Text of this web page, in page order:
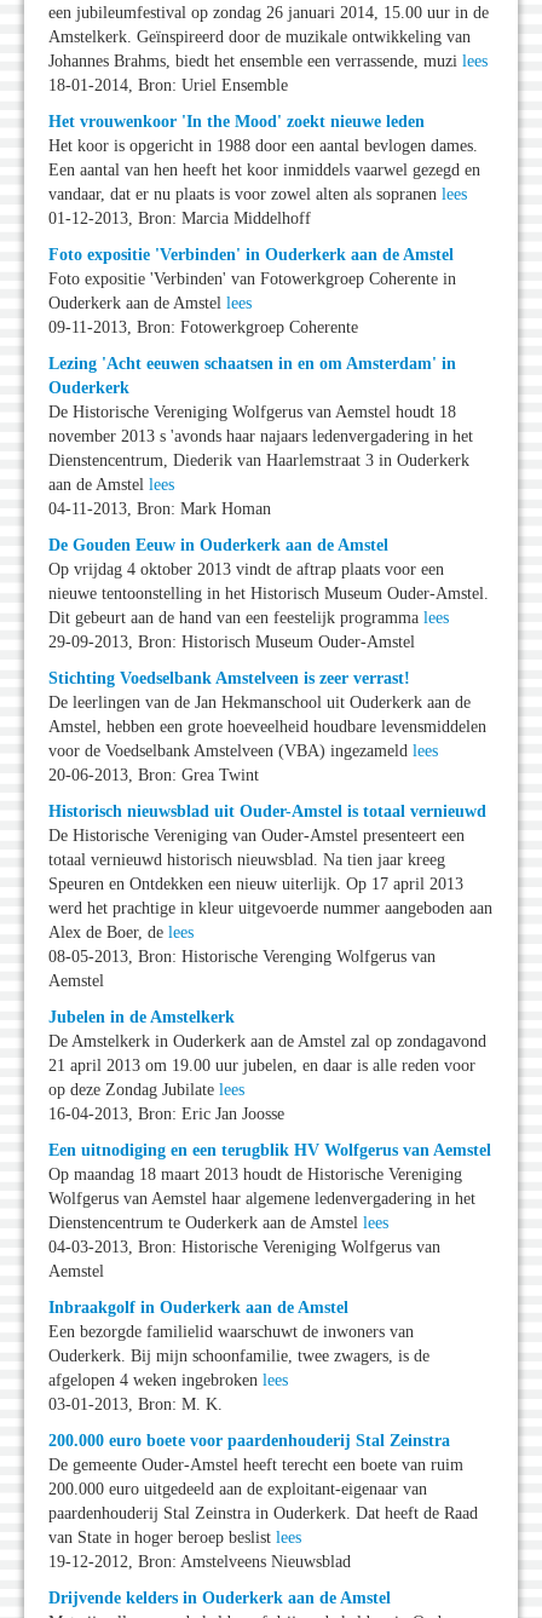
een jubileumfestival op zondag 26 januari 2014, 15.00 uur in de
Amstelkerk. Geïnspireerd door de muzikale ontwikkeling van
Johannes Brahms, biedt het ensemble een verrassende, muzi lees
18-01-2014, Bron: Uriel Ensemble
Het vrouwenkoor 'In the Mood' zoekt nieuwe leden
Het koor is opgericht in 1988 door een aantal bevlogen dames.
Een aantal van hen heeft het koor inmiddels vaarwel gezegd en
vandaar, dat er nu plaats is voor zowel alten als sopranen lees
01-12-2013, Bron: Marcia Middelhoff
Foto expositie 'Verbinden' in Ouderkerk aan de Amstel
Foto expositie 'Verbinden' van Fotowerkgroep Coherente in
Ouderkerk aan de Amstel lees
09-11-2013, Bron: Fotowerkgroep Coherente
Lezing 'Acht eeuwen schaatsen in en om Amsterdam' in
Ouderkerk
De Historische Vereniging Wolfgerus van Aemstel houdt 18
november 2013 s 'avonds haar najaars ledenvergadering in het
Dienstencentrum, Diederik van Haarlemstraat 3 in Ouderkerk
aan de Amstel lees
04-11-2013, Bron: Mark Homan
De Gouden Eeuw in Ouderkerk aan de Amstel
Op vrijdag 4 oktober 2013 vindt de aftrap plaats voor een
nieuwe tentoonstelling in het Historisch Museum Ouder-Amstel.
Dit gebeurt aan de hand van een feestelijk programma lees
29-09-2013, Bron: Historisch Museum Ouder-Amstel
Stichting Voedselbank Amstelveen is zeer verrast!
De leerlingen van de Jan Hekmanschool uit Ouderkerk aan de
Amstel, hebben een grote hoeveelheid houdbare levensmiddelen
voor de Voedselbank Amstelveen (VBA) ingezameld lees
20-06-2013, Bron: Grea Twint
Historisch nieuwsblad uit Ouder-Amstel is totaal vernieuwd
De Historische Vereniging van Ouder-Amstel presenteert een
totaal vernieuwd historisch nieuwsblad. Na tien jaar kreeg
Speuren en Ontdekken een nieuw uiterlijk. Op 17 april 2013
werd het prachtige in kleur uitgevoerde nummer aangeboden aan
Alex de Boer, de lees
08-05-2013, Bron: Historische Verenging Wolfgerus van
Aemstel
Jubelen in de Amstelkerk
De Amstelkerk in Ouderkerk aan de Amstel zal op zondagavond
21 april 2013 om 19.00 uur jubelen, en daar is alle reden voor
op deze Zondag Jubilate lees
16-04-2013, Bron: Eric Jan Joosse
Een uitnodiging en een terugblik HV Wolfgerus van Aemstel
Op maandag 18 maart 2013 houdt de Historische Vereniging
Wolfgerus van Aemstel haar algemene ledenvergadering in het
Dienstencentrum te Ouderkerk aan de Amstel lees
04-03-2013, Bron: Historische Vereniging Wolfgerus van
Aemstel
Inbraakgolf in Ouderkerk aan de Amstel
Een bezorgde familielid waarschuwt de inwoners van
Ouderkerk. Bij mijn schoonfamilie, twee zwagers, is de
afgelopen 4 weken ingebroken lees
03-01-2013, Bron: M. K.
200.000 euro boete voor paardenhouderij Stal Zeinstra
De gemeente Ouder-Amstel heeft terecht een boete van ruim
200.000 euro uitgedeeld aan de exploitant-eigenaar van
paardenhouderij Stal Zeinstra in Ouderkerk. Dat heeft de Raad
van State in hoger beroep beslist lees
19-12-2012, Bron: Amstelveens Nieuwsblad
Drijvende kelders in Ouderkerk aan de Amstel